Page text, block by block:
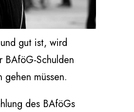
gut ist, wird
BAföG-Schulden
gehen müssen.
des BAföGs